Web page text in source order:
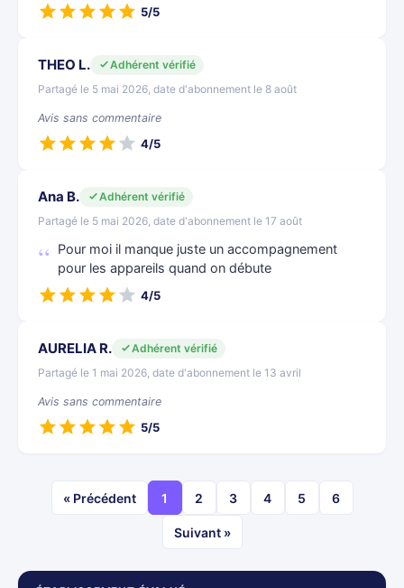
5/5
THEO L.
Adhérent vérifié
Partagé le 5 mai 2026, date d'abonnement le 8 août
Avis sans commentaire
4/5
Ana B.
Adhérent vérifié
Partagé le 5 mai 2026, date d'abonnement le 17 août
Pour moi il manque juste un accompagnement
pour les appareils quand on débute
4/5
AURELIA R.
Adhérent vérifié
Partagé le 1 mai 2026, date d'abonnement le 13 avril
Avis sans commentaire
5/5
« Précédent 1 2 3 4 5 6
Suivant »